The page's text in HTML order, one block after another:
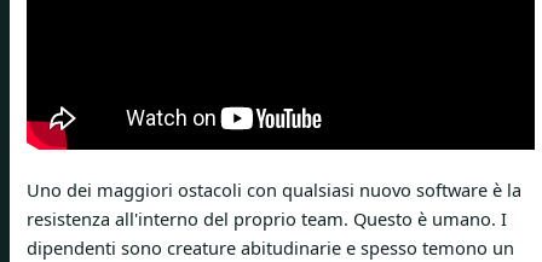
Uno dei maggiori ostacoli con qualsiasi nuovo software è la
resistenza all'interno del proprio team. Questo è umano. I
dipendenti sono creature abitudinarie e spesso temono un